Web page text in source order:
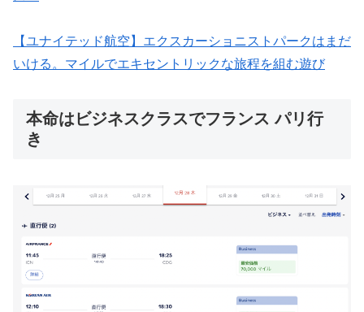
【ユナイテッド航空】エクスカーショニストパークはまだ
いける。マイルでエキセントリックな旅程を組む遊び
本命はビジネスクラスでフランス パリ行
き